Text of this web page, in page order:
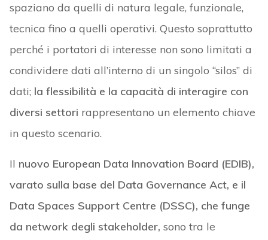
spaziano da quelli di natura legale, funzionale,
tecnica fino a quelli operativi. Questo soprattutto
perché i portatori di interesse non sono limitati a
condividere dati all’interno di un singolo “silos” di
dati; la flessibilità e la capacità di interagire con
diversi settori rappresentano un elemento chiave
in questo scenario.
Il nuovo European Data Innovation Board (EDIB),
varato sulla base del Data Governance Act, e il
Data Spaces Support Centre (DSSC), che funge
da network degli stakeholder, sono tra le